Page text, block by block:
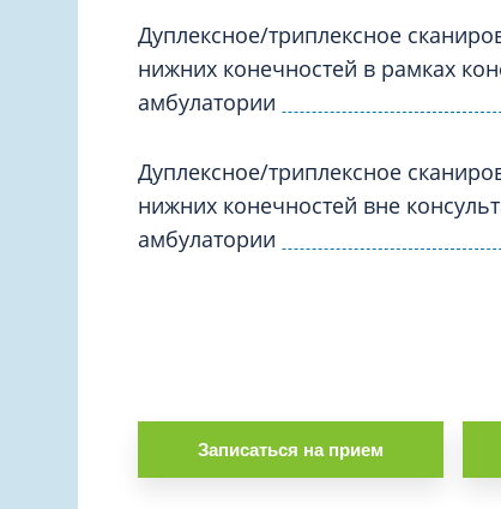
Кардиология
Клиническая психология
Дуплексное/триплексное
нижних конечностей в рамках
амбулатории
Дуплексное/триплексное
нижних конечностей вне
амбулатории
Записаться на прием